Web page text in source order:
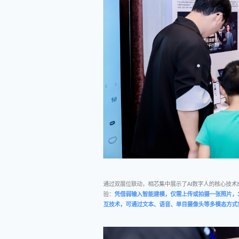
通过双展位联动，相芯集中展示了AI数字人的核心技
验： 凭借弱输入智能建模，仅需上传或拍摄一张照片
互技术，可通过文本、语音、单目摄像头等多模态方式